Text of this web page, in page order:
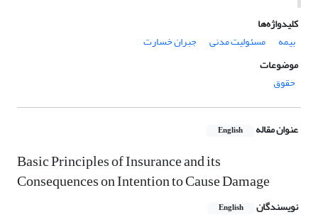
کلیدواژه‌ها
بیمه
مسئولیت مدنی
جبران خسارت
موضوعات
حقوق
عنوان مقاله English
Basic Principles of Insurance and its
Consequences on Intention to Cause Damage
نویسندگان English